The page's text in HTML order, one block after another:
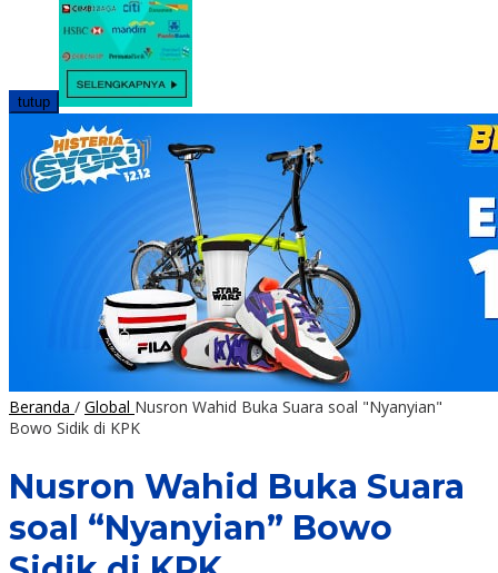
tutup
Beranda / Global Nusron Wahid Buka Suara soal "Nyanyian"
Bowo Sidik di KPK
Nusron Wahid Buka Suara
soal “Nyanyian” Bowo